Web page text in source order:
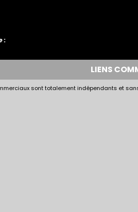
:
LIENS
sont totalement indépendants et